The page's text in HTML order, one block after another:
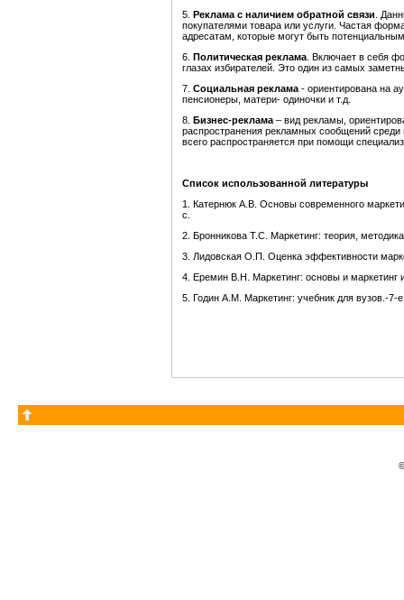
5. Реклама с наличием обратной связи .
покупателями товара или услуги. Частая
адресатам, которые могут быть
6. Политическая реклама . Включает в себя
глазах избирателей. Это один из самых
7. Социальная реклама - ориентирована на
пенсионеры, матери- одиночки и т.д.
8. Бизнес-реклама – вид рекламы,
распространения рекламных сообщений
всего распространяется при помощи
Список использованной литературы
1. Катернюк А.В. Основы современного
с.
2. Бронникова Т.С. Маркетинг: теория,
3. Лидовская О.П. Оценка эффективности
4. Еремин В.Н. Маркетинг: основы и
5. Годин А.М. Маркетинг: учебник для вузов.-